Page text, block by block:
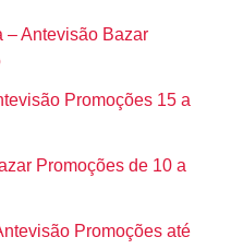
– Antevisão Bazar
Promoções 15 a
Promoções de 10 a
Promoções até